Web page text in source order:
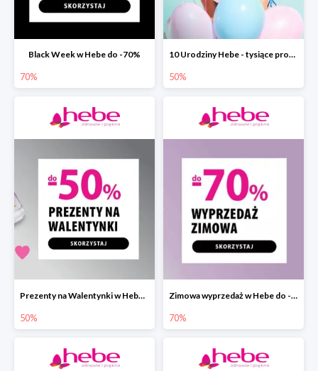
Black Week w Hebe do -70%
70%
10 Urodziny Hebe - tysiące produktów do -50%
50%
Prezenty na Walentynki w Hebe do -50%
50%
Zimowa wyprzedaż w Hebe do -70%
70%